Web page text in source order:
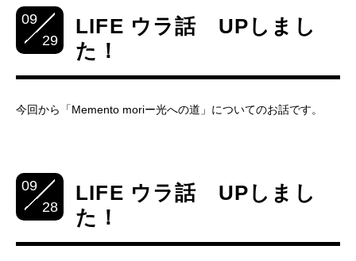
09
29
LIFE ウラ話 UPしまし
た！
今回から「Memento moriー光への道」についてのお話です。
09
28
LIFE ウラ話 UPしまし
た！